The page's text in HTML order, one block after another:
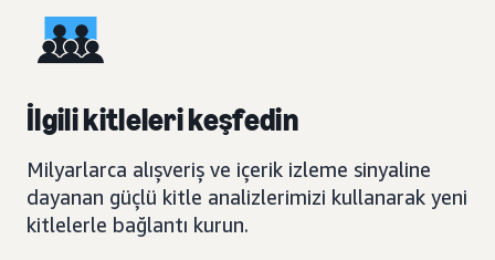
İlgili kitleleri keşfedin
Milyarlarca alışveriş ve içerik izleme sinyaline
dayanan güçlü kitle analizlerimizi kullanarak yeni
kitlelerle bağlantı kurun.